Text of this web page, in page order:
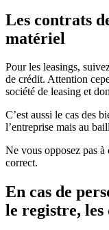
Les contrats
matériel
Pour les leasings,
de crédit. Attention
société de leasing et
C’est aussi le cas des
l’entreprise mais au
Ne vous opposez pas
correct.
En cas de
le registre,